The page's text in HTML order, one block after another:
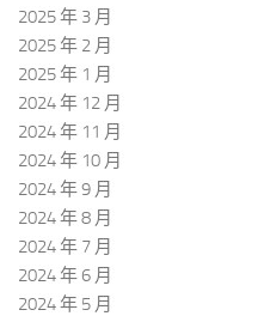
2025 年 3 月
2025 年 2 月
2025 年 1 月
2024 年 12 月
2024 年 11 月
2024 年 10 月
2024 年 9 月
2024 年 8 月
2024 年 7 月
2024 年 6 月
2024 年 5 月